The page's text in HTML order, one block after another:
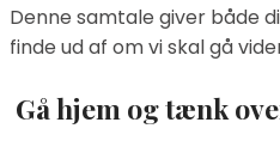
Denne samtale giver både
finde ud af om vi skal gå
Gå hjem og tænk